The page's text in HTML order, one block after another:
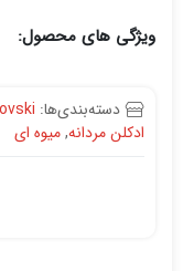
ویژگی های محصول:
دسته‌بندی‌ها:
ادکلن مردانه,میوه ای